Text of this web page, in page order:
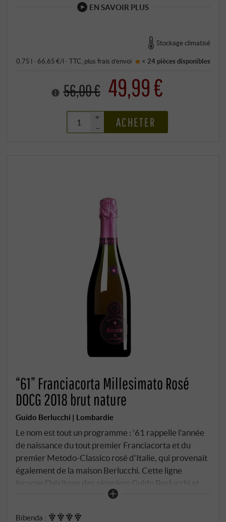
EN SAVOIR PLUS
Stockage climatisé
0,75 l · 66,65 €/l ·TTC, plusfrais d’envoi < 24 pièces disponibles
56,00 € 49,99 €
+
–
ACHETER
“61” Franciacorta Millesimato Rosé
DOCG 2018 brut nature
Guido Berlucchi | Lombardie
Le nom est tout un programme : '61 rappelle l'année
de naissance du tout premier Franciacorta et du
premier Metodo-Classico rosé d'Italie, qui provenait
également de la maison Berlucchi. Cette ligne
incarne l'héritage des pionniers Guido Berlucchi et
Franco Ziliani dans sa forme la plus pure :
Bibenda :